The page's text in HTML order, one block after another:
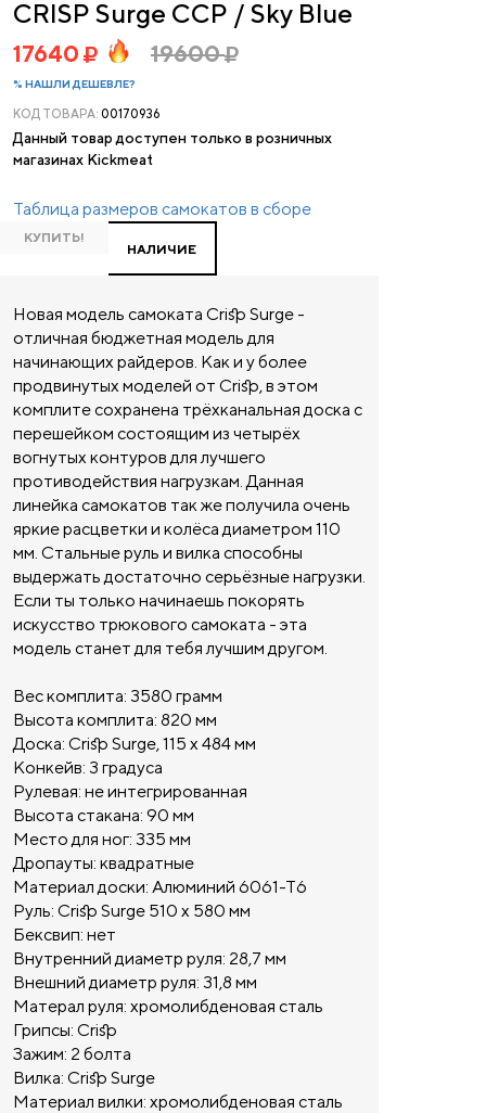
CRISP Surge CCP / Sky Blue
17640 19600
% НАШЛИ ДЕШЕВЛЕ?
КОД ТОВАРА: 00170936
Данный товар доступен только в розничных
магазинах Kickmeat
Таблица размеров самокатов в сборе
КУПИТЬ!
НАЛИЧИЕ
Новая модель самоката Crisp Surge -
отличная бюджетная модель для
начинающих райдеров. Как и у более
продвинутых моделей от Crisp, в этом
комплите сохранена трёхканальная доска с
перешейком состоящим из четырёх
вогнутых контуров для лучшего
противодействия нагрузкам. Данная
линейка самокатов так же получила очень
яркие расцветки и колёса диаметром 110
мм. Стальные руль и вилка способны
выдержать достаточно серьёзные нагрузки.
Если ты только начинаешь покорять
искусство трюкового самоката - эта
модель станет для тебя лучшим другом.
Вес комплита: 3580 грамм
Высота комплита: 820 мм
Доска: Crisp Surge, 115 х 484 мм
Конкейв: 3 градуса
Рулевая: не интегрированная
Высота стакана: 90 мм
Место для ног: 335 мм
Дропауты: квадратные
Материал доски: Алюминий 6061-Т6
Руль: Crisp Surge 510 х 580 мм
Бексвип: нет
Внутренний диаметр руля: 28,7 мм
Внешний диаметр руля: 31,8 мм
Матерал руля: хромолибденовая сталь
Грипсы: Сrisp
Зажим: 2 болта
Вилка: Crisp Surge
Материал вилки: хромолибденовая сталь